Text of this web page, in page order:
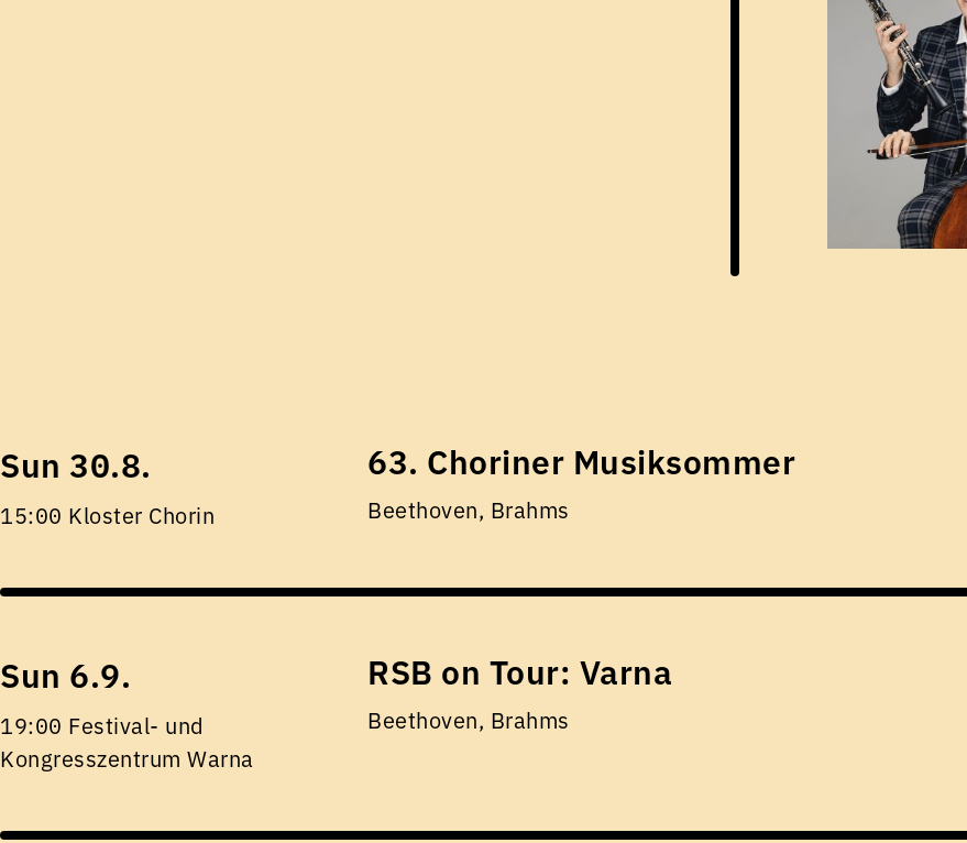
Sun 30.8.
15:00 Kloster Chorin
63. Choriner Musiksommer
Beethoven, Brahms
Sun 6.9.
19:00 Festival- und
Kongresszentrum Warna
RSB on Tour: Varna
Beethoven, Brahms